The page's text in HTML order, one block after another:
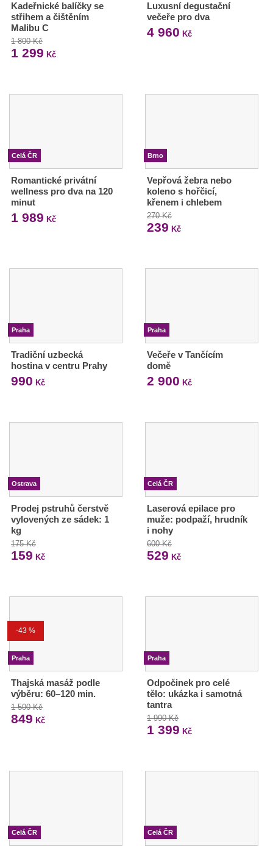
Kadeřnické balíčky se
střihem a čištěním
Malibu C
1 800 Kč
1 299 Kč
Luxusní degustační
večeře pro dva
4 960 Kč
Celá ČR
Romantické privátní
wellness pro dva na 120
minut
1 989 Kč
Brno
Vepřová žebra nebo
koleno s hořčicí,
křenem i chlebem
270 Kč
239 Kč
Praha
Tradiční uzbecká
hostina v centru Prahy
990 Kč
Praha
Večeře v Tančícím
domě
2 900 Kč
Ostrava
Prodej pstruhů čerstvě
vylovených ze sádek: 1
kg
175 Kč
159 Kč
Celá ČR
Laserová epilace pro
muže: podpaží, hrudník
i nohy
600 Kč
529 Kč
-43 %
Praha
Thajská masáž podle
výběru: 60–120 min.
1 500 Kč
849 Kč
Praha
Odpočinek pro celé
tělo: ukázka i samotná
tantra
1 990 Kč
1 399 Kč
Celá ČR Celá ČR